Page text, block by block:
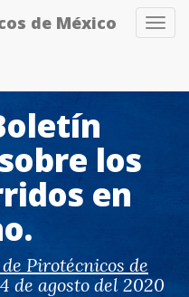
de México
los
en
Pirotécnicos de
de agosto del 2020